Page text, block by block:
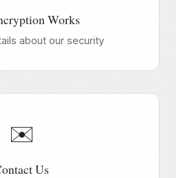
Works
about our security
✉️
Us